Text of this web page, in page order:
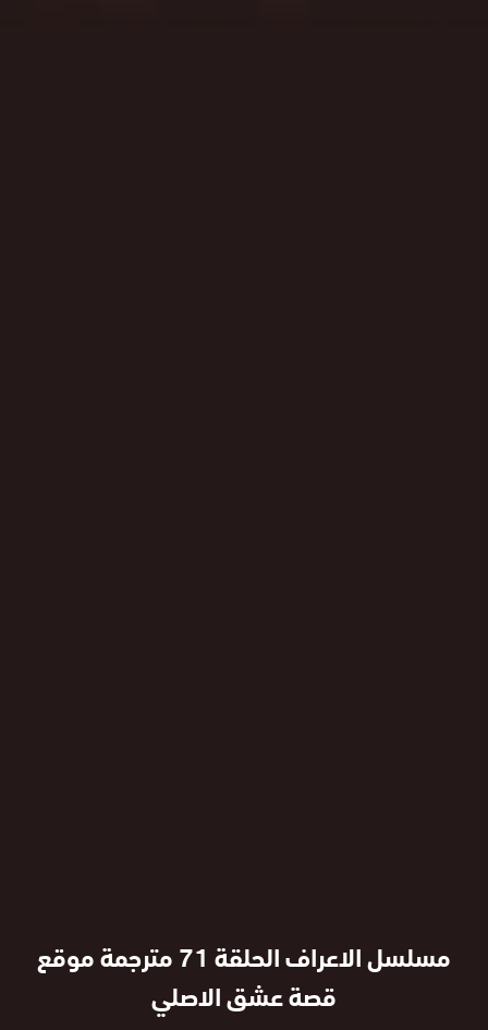
مسلسل الاعراف الحلقة 71 مترجمة موقع
قصة عشق الاصلي